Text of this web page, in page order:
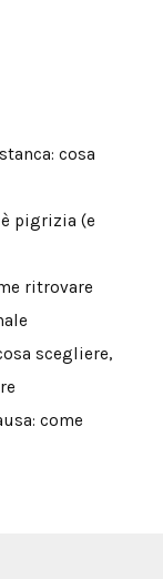
cosa
pigrizia (e
ritrovare
scegliere,
come